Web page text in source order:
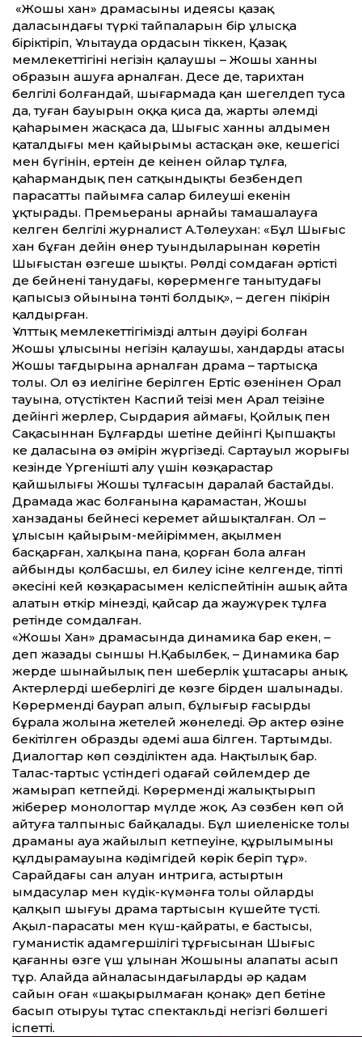
«Жошы хан» драмасының идеясы қазақ
даласындағы түркі тайпаларын бір ұлысқа
біріктіріп, Ұлытауда ордасын тіккен, Қазақ
мемлекет­тігінің негізін қалаушы – Жошы ханның
образын ашуға арналған. Десе де, тарихтан
белгілі болғандай, шығармада қан шеңгелдеп туса
да, туған бауырын оққа қиса да, жарты әлемді
қаһарымен жасқаса да, Шыңғыс ханның алдымен
қаталдығы мен қайырымы астасқан әке, кешегісі
мен бүгінін, ертеңін де кеңінен ойлар тұлға,
қаһармандық пен сатқындықты безбендеп
парасат­ты пайымға салар билеуші екенін
ұқтырады. Премьераны арнайы тамашалауға
келген белгілі журналист А.Төлеухан: «Бұл Шыңғыс
хан бұған дейін өнер туындыларынан көретін
Шыңғыстан өзгеше шықты. Рөлді сомдаған әртістің
де бейнені танудағы, көрерменге танытудағы
қапысыз ойынына тәнті болдық», – деген пікірін
қалдырған.
Ұлт­тық мемлекет­тігіміздің алтын дәуірі болған
Жошы ұлысының негізін қалаушы, хандардың атасы
Жошы тағдырына арналған драма – тартысқа
толы. Ол өз иелігіне берілген Ертіс өзенінен Орал
тауына, оңтүстіктен Каспий теңізі мен Арал теңізіне
дейінгі жерлер, Сырдария аймағы, Қойлық пен
Сақасыннан Бұлғардың шетіне дейінгі Қыпшақтың
кең даласына өз әмірін жүргізеді. Сартауыл жорығы
кезінде Үргенішті алу үшін көзқарастар
қайшылығы Жошы тұлғасын даралай бастайды.
Драмада жас болғанына қарамастан, Жошы
ханзаданың бейнесі керемет айшықталған. Ол –
ұлысын қайы­рым-мейіріммен, ақылмен
басқарған, халқына пана, қорған бола алған
айбынды қолбасшы, ел билеу ісіне келгенде, тіпті
әкесінің кей көзқарасымен келіспейтінін ашық айта
алатын өткір мінезді, қайсар да жаужүрек тұлға
ретінде сомдалған.
«Жошы Хан» драмасында динамика бар екен, –
деп жазады сыншы Н.Қабылбек, – Динамика бар
жерде шынайылық пен шеберлік ұштасары анық.
Актерлердің шеберлігі де көзге бірден шалынады.
Көрерменді баурап алып, бұлыңғыр ғасырдың
бұралаң жолына жетелей жөнеледі. Әр актер өзіне
бекітілген образды әдемі аша білген. Тартымды.
Диалогтар көп сөзділіктен ада. Нақтылық бар.
Талас-тартыс үстіндегі одағай сөйлемдер де
жамырап кетпейді. Көрерменді жалықтырып
жіберер монологтар мүлде жоқ. Аз сөзбен көп ой
айтуға талпыныс байқалады. Бұл шиеленіске толы
драманың ауа жайылып кетпеуіне, құрылымының
құлдырамауына кәдімгідей көрік беріп тұр».
Сарайдағы сан ал­уан интрига, астыртын
ымдасулар мен күдік-күмәнға толы ойлардың
қалқып шығуы драма тартысын күшейте түсті.
Ақыл-парасаты мен күш-қайраты, ең бастысы,
гуманистік адамгершілігі тұрғысынан Шыңғыс
қағанның өзге үш ұлынан Жошының алапаты асып
тұр. Алайда айналасындағылардың әр қадам
сайын оған «шақырылмаған қонақ» деп бетіне
басып отыруы тұтас спектакльдің негізгі бөлшегі
іспет­ті.